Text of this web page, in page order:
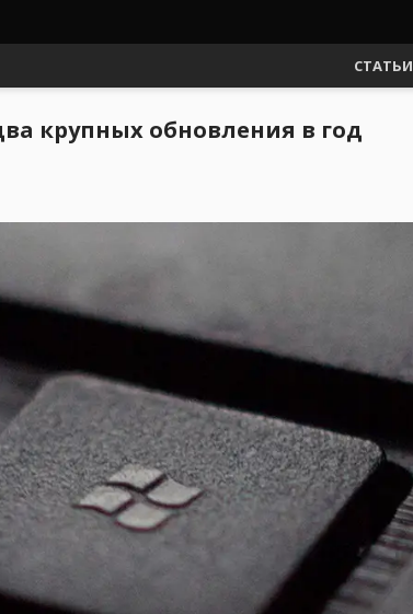
СТАТЬИ
крупных обновления в год